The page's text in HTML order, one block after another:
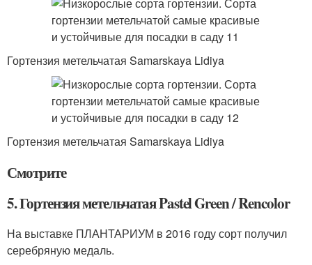
Гортензия метельчатая Samarskaya Lidiya
Гортензия метельчатая Samarskaya Lidiya
Смотрите
5. Гортензия метельчатая Pastel Green / Rencolor
На выставке ПЛАНТАРИУМ в 2016 году сорт получил
серебряную медаль.